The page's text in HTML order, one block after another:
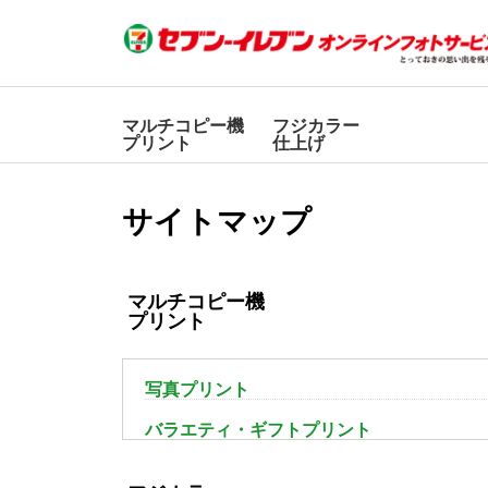
マルチコピー機
プリント
フジカラー
仕上げ
サイトマップ
マルチコピー機
プリント
写真プリント
バラエティ・ギフトプリント